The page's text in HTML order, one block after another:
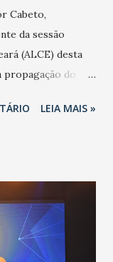
Cabeto,
da sessão
(ALCE) desta
propagação do
da
ambientes
vivendo uma
os anos, com
H1N1. Trata-se
LEIA MAIS »